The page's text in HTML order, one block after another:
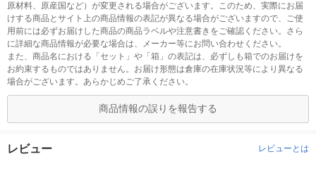
原材料、原産国など）が変更される場合がございます。このため、実際にお届
けする商品とサイト上の商品情報の表記が異なる場合がございますので、ご使
用前には必ずお届けした商品の商品ラベルや注意書きをご確認ください。さら
に詳細な商品情報が必要な場合は、メーカー等にお問い合わせください。
また、商品名における「セット」や「箱」の表記は、必ずしも箱でのお届けを
お約束するものではありません。お届け形態は倉庫の在庫状況等により異なる
場合がございます。あらかじめご了承ください。
商品情報の誤りを報告する
レビュー レビューとは